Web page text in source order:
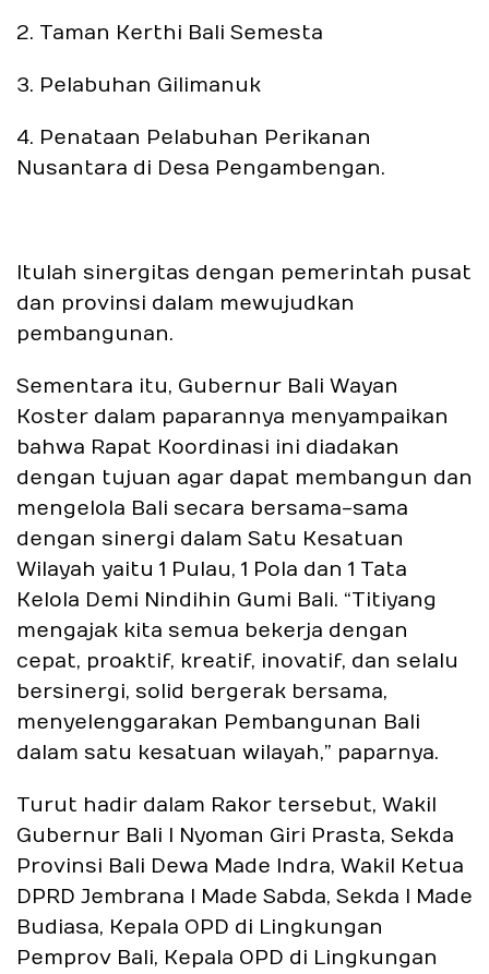
2. Taman Kerthi Bali Semesta
3. Pelabuhan Gilimanuk
4. Penataan Pelabuhan Perikanan
Nusantara di Desa Pengambengan.
Itulah sinergitas dengan pemerintah pusat
dan provinsi dalam mewujudkan
pembangunan.
Sementara itu, Gubernur Bali Wayan
Koster dalam paparannya menyampaikan
bahwa Rapat Koordinasi ini diadakan
dengan tujuan agar dapat membangun dan
mengelola Bali secara bersama-sama
dengan sinergi dalam Satu Kesatuan
Wilayah yaitu 1 Pulau, 1 Pola dan 1 Tata
Kelola Demi Nindihin Gumi Bali. “Titiyang
mengajak kita semua bekerja dengan
cepat, proaktif, kreatif, inovatif, dan selalu
bersinergi, solid bergerak bersama,
menyelenggarakan Pembangunan Bali
dalam satu kesatuan wilayah,” paparnya.
Turut hadir dalam Rakor tersebut, Wakil
Gubernur Bali I Nyoman Giri Prasta, Sekda
Provinsi Bali Dewa Made Indra, Wakil Ketua
DPRD Jembrana I Made Sabda, Sekda I Made
Budiasa, Kepala OPD di Lingkungan
Pemprov Bali, Kepala OPD di Lingkungan